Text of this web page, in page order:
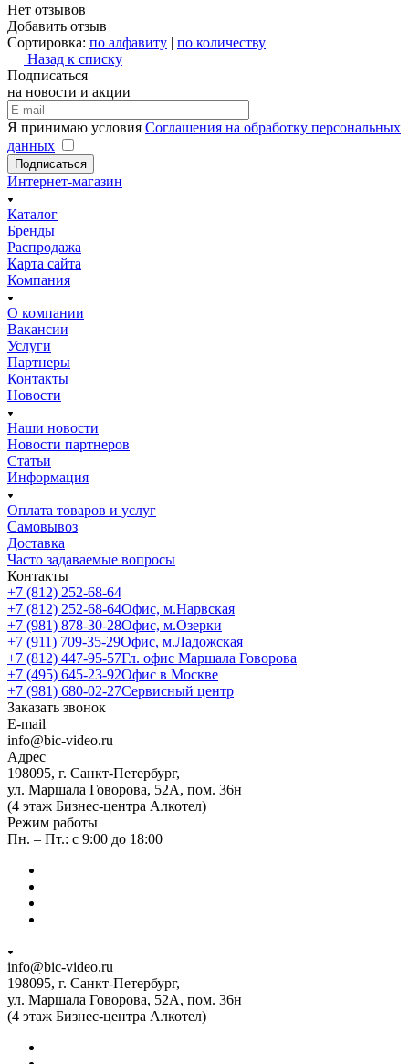
Нет отзывов
Добавить отзыв
Сортировка: по алфавиту | по количеству
Назад к списку
Подписаться
на новости и акции
Я принимаю условия Соглашения на обработку персональных
данных
Подписаться
Интернет-магазин
Каталог
Бренды
Распродажа
Карта сайта
Компания
О компании
Вакансии
Услуги
Партнеры
Контакты
Новости
Наши новости
Новости партнеров
Статьи
Информация
Оплата товаров и услуг
Самовывоз
Доставка
Часто задаваемые вопросы
Контакты
+7 (812) 252-68-64
+7 (812) 252-68-64Офис, м.Нарвская
+7 (981) 878-30-28Офис, м.Озерки
+7 (911) 709-35-29Офис, м.Ладожская
+7 (812) 447-95-57Гл. офис Маршала Говорова
+7 (495) 645-23-92Офис в Москве
+7 (981) 680-02-27Сервисный центр
Заказать звонок
E-mail
info@bic-video.ru
Адрес
198095, г. Санкт-Петербург,
ул. Маршала Говорова, 52А, пом. 36н
(4 этаж Бизнес-центра Алкотел)
Режим работы
Пн. – Пт.: с 9:00 до 18:00
info@bic-video.ru
198095, г. Санкт-Петербург,
ул. Маршала Говорова, 52А, пом. 36н
(4 этаж Бизнес-центра Алкотел)